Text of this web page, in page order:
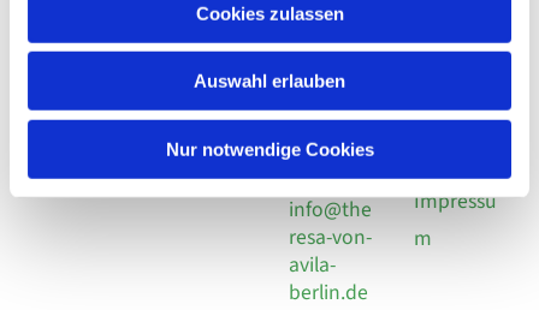
Cookies zulassen
Auswahl erlauben
Nur notwendige Cookies
Hl. Theresa von Avila Berlin
Nordost
Leitender Pfarrer - Norbert
Pomplun
13086 Berlin
Telefon
+49 30
924 64 28
30 924 54
18
E-Mail
info@the
resa-von-
avila-
berlin.de
Datensch
Social
Impressu
m